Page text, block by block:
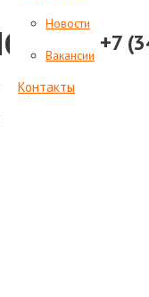
Новости
Вакансии
Контакты
+7